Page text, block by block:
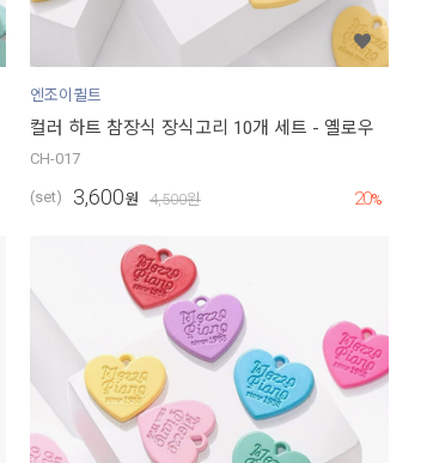
엔조이퀼트
컬러 하트 참장식 장식고리 10개 세트 - 옐로우
CH-017
(set) 3,600원 4,500원 20%